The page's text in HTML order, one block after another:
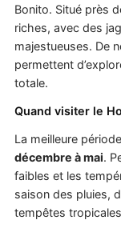
Bonito. Situé près
riches, avec des
majestueuses. De
permettent
totale.
Quand visiter le
La meilleure
décembre à mai.
faibles et les
saison des pluies,
tempêtes